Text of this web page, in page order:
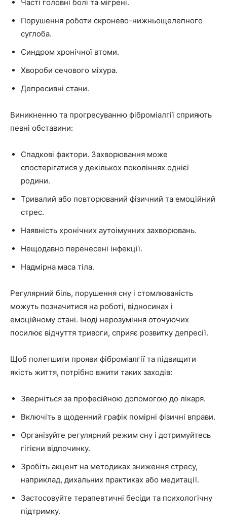
Часті головні болі та мігрені.
Порушення роботи скронево-нижньощелепного
суглоба.
Синдром хронічної втоми.
Хвороби сечового міхура.
Депресивні стани.
Виникненню та прогресуванню фіброміалгії сприяють
певні обставини:
Спадкові фактори. Захворювання може
спостерігатися у декількох поколіннях однієї
родини.
Тривалий або повторюваний фізичний та емоційний
стрес.
Наявність хронічних аутоімунних захворювань.
Нещодавно перенесені інфекції.
Надмірна маса тіла.
Регулярний біль, порушення сну і стомлюваність
можуть позначитися на роботі, відносинах і
емоційному стані. Іноді нерозуміння оточуючих
посилює відчуття тривоги, сприяє розвитку депресії.
Щоб полегшити прояви фіброміалгії та підвищити
якість життя, потрібно вжити таких заходів:
Зверніться за професійною допомогою до лікаря.
Включіть в щоденний графік помірні фізичні вправи.
Організуйте регулярний режим сну і дотримуйтесь
гігієни відпочинку.
Зробіть акцент на методиках зниження стресу,
наприклад, дихальних практиках або медитації.
Застосовуйте терапевтичні бесіди та психологічну
підтримку.